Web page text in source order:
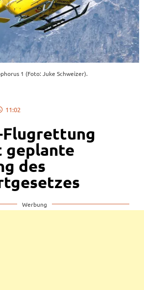
1 (Foto: Juke Schweizer).
11:02
Flugrettung
geplante
des
Werbung